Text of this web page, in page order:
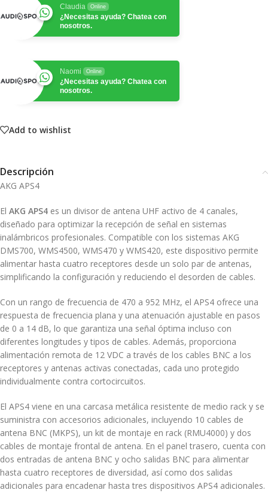
Claudia Online
¿Necesitas ayuda? Chatea con
nosotros.
Naomi Online
¿Necesitas ayuda? Chatea con
nosotros.
Add to wishlist
Descripción
AKG APS4
El AKG APS4 es un divisor de antena UHF activo de 4 canales,
diseñado para optimizar la recepción de señal en sistemas
inalámbricos profesionales. Compatible con los sistemas AKG
DMS700, WMS4500, WMS470 y WMS420, este dispositivo permite
alimentar hasta cuatro receptores desde un solo par de antenas,
simplificando la configuración y reduciendo el desorden de cables.
Con un rango de frecuencia de 470 a 952 MHz, el APS4 ofrece una
respuesta de frecuencia plana y una atenuación ajustable en pasos
de 0 a 14 dB, lo que garantiza una señal óptima incluso con
diferentes longitudes y tipos de cables. Además, proporciona
alimentación remota de 12 VDC a través de los cables BNC a los
receptores y antenas activas conectadas, cada uno protegido
individualmente contra cortocircuitos.
El APS4 viene en una carcasa metálica resistente de medio rack y se
suministra con accesorios adicionales, incluyendo 10 cables de
antena BNC (MKPS), un kit de montaje en rack (RMU4000) y dos
cables de montaje frontal de antena. En el panel trasero, cuenta con
dos entradas de antena BNC y ocho salidas BNC para alimentar
hasta cuatro receptores de diversidad, así como dos salidas
adicionales para encadenar hasta tres dispositivos APS4 adicionales.